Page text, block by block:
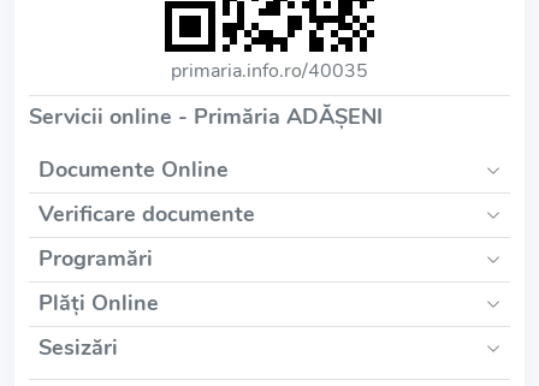
primaria.info.ro/40035
Servicii online - Primăria ADĂŞENI
Documente Online
Verificare documente
Programări
Plăți Online
Sesizări